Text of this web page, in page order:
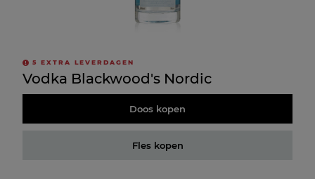
5 EXTRA LEVERDAGEN
Vodka Blackwood's Nordic
Doos kopen
Fles kopen